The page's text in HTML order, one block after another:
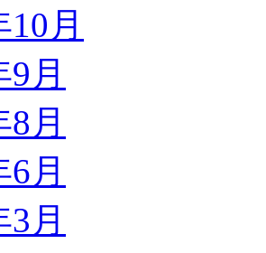
月
月
月
月
月